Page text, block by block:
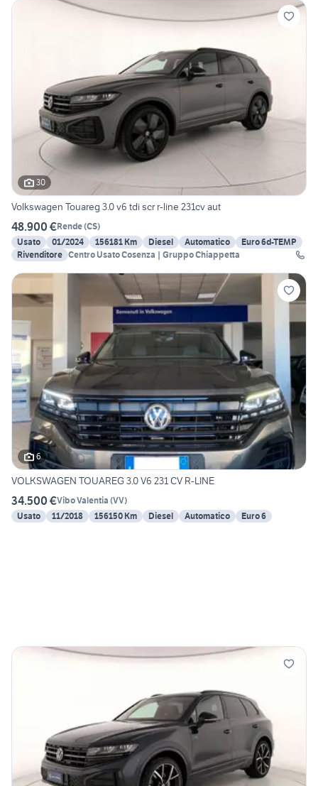
30
Volkswagen Touareg 3.0 v6 tdi scr r-line 231cv aut
48.900 €Rende(CS)
Usato
01/2024 156181 Km Diesel Automatico
Euro 6d-TEMP
Rivenditore Centro Usato Cosenza | Gruppo Chiappetta
6
VOLKSWAGEN TOUAREG 3.0 V6 231 CV R-LINE
34.500 €Vibo Valentia (VV)
Usato
11/2018 156150 Km Diesel Automatico Euro 6